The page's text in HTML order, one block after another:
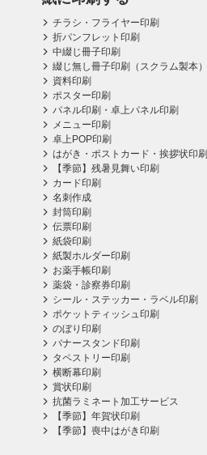
チラシ・フライヤー印刷
折パンフレット印刷
中綴じ冊子印刷
綴じ無し冊子印刷（スクラム製本）
資料印刷
ポスター印刷
パネル印刷・卓上パネル印刷
メニュー印刷
卓上POP印刷
はがき・ポストカード・挨拶状印刷
【季節】残暑見舞い印刷
カード印刷
名刺作成
封筒印刷
伝票印刷
紙袋印刷
紙製ホルダー印刷
お薬手帳印刷
薬袋・診察券印刷
シール・ステッカー・ラベル印刷
ポケットティッシュ印刷
のぼり印刷
バナースタンド印刷
タペストリー印刷
横断幕印刷
賞状印刷
抗菌ラミネート加工サービス
【季節】年賀状印刷
【季節】喪中はがき印刷